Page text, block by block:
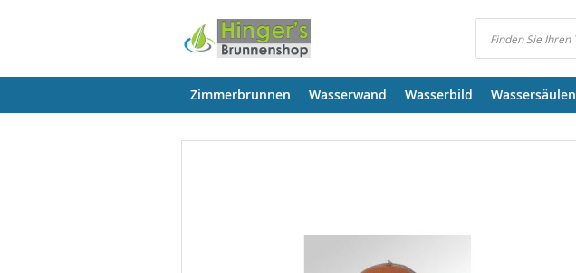
Suchen
Zimmerbrunnen Wasserwand Wasserbild Wassersäulen